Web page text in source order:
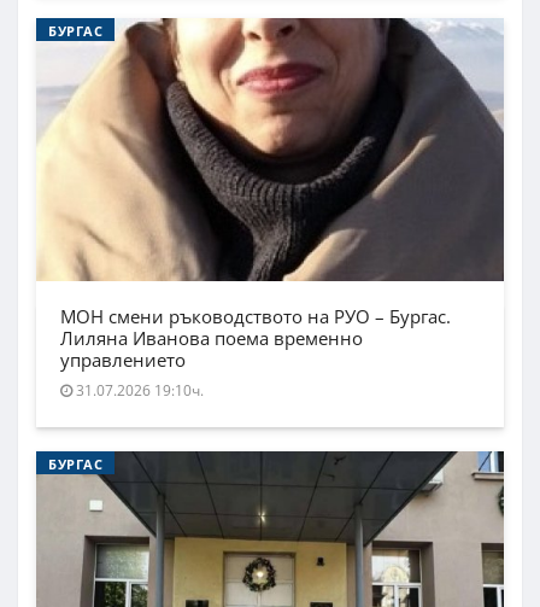
БУРГАС
МОН смени ръководството на РУО – Бургас.
Лиляна Иванова поема временно
управлението
31.07.2026 19:10ч.
БУРГАС